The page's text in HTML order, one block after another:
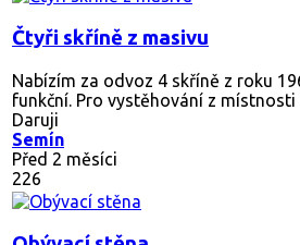
Čtyři skříně z masivu
Nabízím za odvoz 4 skříně z roku
funkční. Pro vystěhování z místnosti
Daruji
Semín
Před 2 měsíci
226